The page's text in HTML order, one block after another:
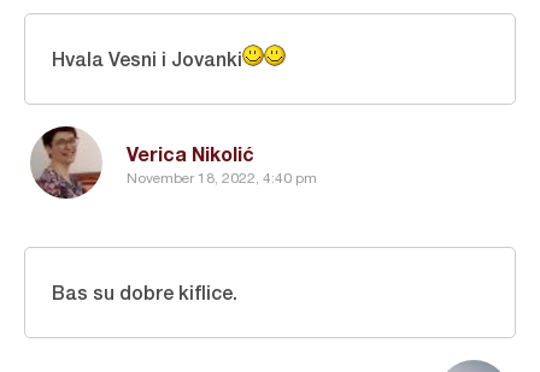
Verica Nikolić
November 18, 2022, 4:40 pm
Hvala Vesni i Jovanki
Bas su dobre kiflice.